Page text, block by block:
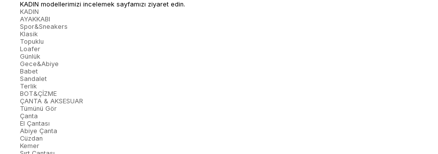
KADIN modellerimizi incelemek sayfamızı ziyaret edin.
KADIN
AYAKKABI
Spor&Sneakers
Klasik
Topuklu
Loafer
Günlük
Gece&Abiye
Babet
Sandalet
Terlik
BOT&ÇİZME
ÇANTA & AKSESUAR
Tümünü Gör
Çanta
El Çantası
Abiye Çanta
Cüzdan
Kemer